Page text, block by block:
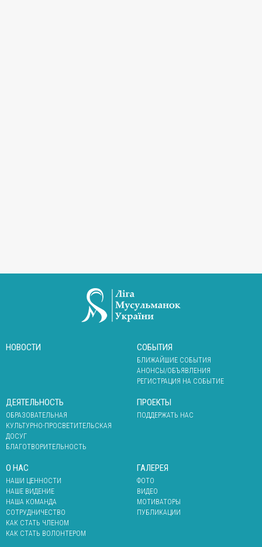
НОВОСТИ СОБЫТИЯ
БЛИЖАЙШИЕ СОБЫТИЯ
АНОНСЫ/ОБЪЯВЛЕНИЯ
РЕГИСТРАЦИЯ НА СОБЫТИЕ
ДЕЯТЕЛЬНОСТЬ
ОБРАЗОВАТЕЛЬНАЯ
КУЛЬТУРНО-ПРОСВЕТИТЕЛЬСКАЯ
ДОСУГ
БЛАГОТВОРИТЕЛЬНОСТЬ
ПРОЕКТЫ
ПОДДЕРЖАТЬ НАС
О НАС
НАШИ ЦЕННОСТИ
НАШЕ ВИДЕНИЕ
НАША КОМАНДА
СОТРУДНИЧЕСТВО
КАК СТАТЬ ЧЛЕНОМ
КАК СТАТЬ ВОЛОНТЕРОМ
ГАЛЕРЕЯ
ФОТО
ВИДЕО
МОТИВАТОРЫ
ПУБЛИКАЦИИ